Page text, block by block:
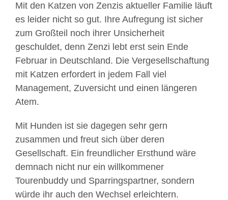
Mit den Katzen von Zenzis aktueller Familie läuft
es leider nicht so gut. Ihre Aufregung ist sicher
zum Großteil noch ihrer Unsicherheit
geschuldet, denn Zenzi lebt erst sein Ende
Februar in Deutschland. Die Vergesellschaftung
mit Katzen erfordert in jedem Fall viel
Management, Zuversicht und einen längeren
Atem.
Mit Hunden ist sie dagegen sehr gern
zusammen und freut sich über deren
Gesellschaft. Ein freundlicher Ersthund wäre
demnach nicht nur ein willkommener
Tourenbuddy und Sparringspartner, sondern
würde ihr auch den Wechsel erleichtern.